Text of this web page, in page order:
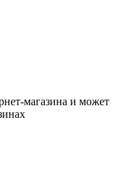
магазина и может